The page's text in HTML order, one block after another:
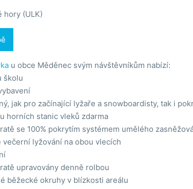
hory (ULK)
u obce Měděnec svým návštěvníkům nabízí:
školu
jak pro začínající lyžaře a snowboardisty, tak i
horních stanic vleků zdarma
se 100% pokrytím systémem umělého
večerní lyžování na obou vlecích
upravovány denně rolbou
běžecké okruhy v blízkosti areálu